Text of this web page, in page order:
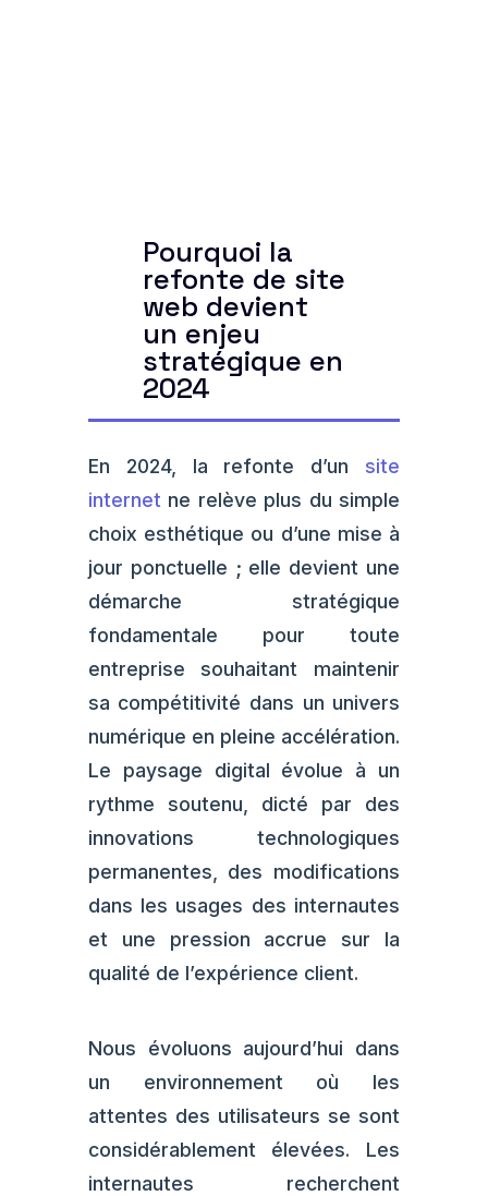
Pourquoi la
refonte de site
web devient
un enjeu
stratégique en
2024
En 2024, la refonte d’un site
internet ne relève plus du simple
choix esthétique ou d’une mise à
jour ponctuelle ; elle devient une
démarche stratégique
fondamentale pour toute
entreprise souhaitant maintenir
sa compétitivité dans un univers
numérique en pleine accélération.
Le paysage digital évolue à un
rythme soutenu, dicté par des
innovations technologiques
permanentes, des modifications
dans les usages des internautes
et une pression accrue sur la
qualité de l’expérience client.
Nous évoluons aujourd’hui dans
un environnement où les
attentes des utilisateurs se sont
considérablement élevées. Les
internautes recherchent